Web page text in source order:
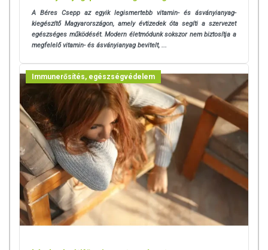
A Béres Csepp az egyik legismertebb vitamin- és ásványianyag-
kiegészítő Magyarországon, amely évtizedek óta segíti a szervezet
egészséges működését. Modern életmódunk sokszor nem biztosítja a
megfelelő vitamin- és ásványianyag bevitelt, ...
Immunerősítés, egészségvédelem